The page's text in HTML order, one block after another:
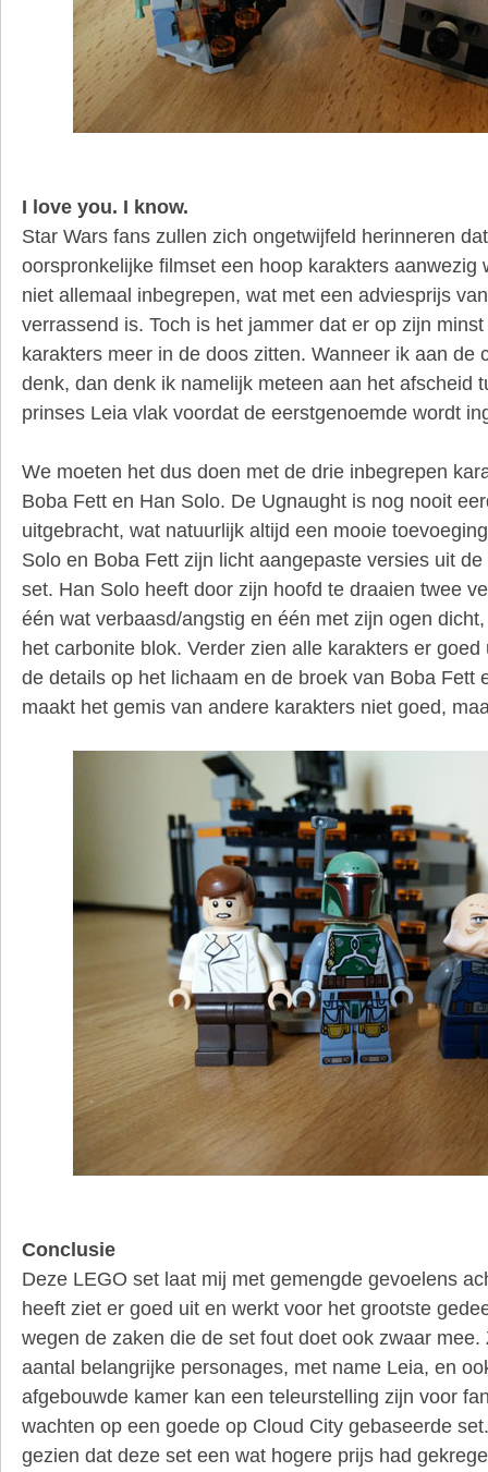
I love you. I know.
Star Wars fans zullen zich ongetwijfeld herinneren
oorspronkelijke filmset een hoop karakters aanwezig
niet allemaal inbegrepen, wat met een adviesprijs
verrassend is. Toch is het jammer dat er op zijn
karakters meer in de doos zitten. Wanneer ik aan de
denk, dan denk ik namelijk meteen aan het afscheid
prinses Leia vlak voordat de eerstgenoemde wordt
We moeten het dus doen met de drie inbegrepen
Boba Fett en Han Solo. De Ugnaught is nog nooit
uitgebracht, wat natuurlijk altijd een mooie
Solo en Boba Fett zijn licht aangepaste versies uit de
set. Han Solo heeft door zijn hoofd te draaien twee
één wat verbaasd/angstig en één met zijn ogen
het carbonite blok. Verder zien alle karakters er
de details op het lichaam en de broek van Boba Fett
maakt het gemis van andere karakters niet goed,
Conclusie
Deze LEGO set laat mij met gemengde gevoelens
heeft ziet er goed uit en werkt voor het grootste
wegen de zaken die de set fout doet ook zwaar
aantal belangrijke personages, met name Leia, en
afgebouwde kamer kan een teleurstelling zijn voor
wachten op een goede op Cloud City gebaseerde
gezien dat deze set een wat hogere prijs had